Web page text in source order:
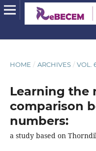
HOME / ARCHIVES / VOL.
Learning the
comparison
numbers:
a study based on